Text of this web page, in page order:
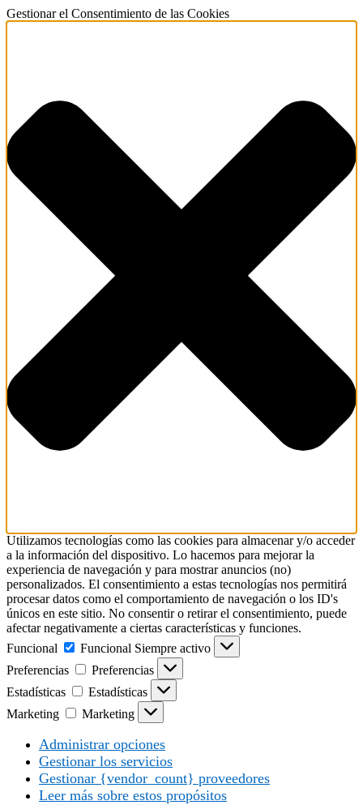
Gestionar el Consentimiento de las Cookies
Utilizamos tecnologías como las cookies para almacenar y/o acceder
a la información del dispositivo. Lo hacemos para mejorar la
experiencia de navegación y para mostrar anuncios (no)
personalizados. El consentimiento a estas tecnologías nos permitirá
procesar datos como el comportamiento de navegación o los ID's
únicos en este sitio. No consentir o retirar el consentimiento, puede
afectar negativamente a ciertas características y funciones.
Funcional
Funcional Siempre activo
Preferencias
Preferencias
Estadísticas
Estadísticas
Marketing
Marketing
Administrar opciones
Gestionar los servicios
Gestionar {vendor_count} proveedores
Leer más sobre estos propósitos